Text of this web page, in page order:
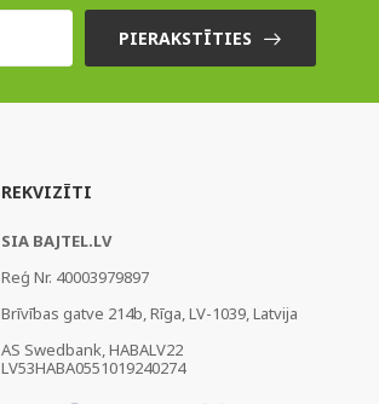
PIERAKSTĪTIES
REKVIZĪTI
SIA BAJTEL.LV
Reģ Nr. 40003979897
Brīvības gatve 214b, Rīga, LV-1039, Latvija
AS Swedbank, HABALV22
LV53HABA0551019240274